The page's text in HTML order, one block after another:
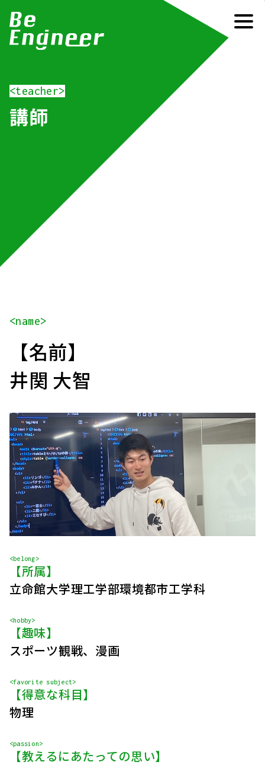
<teacher>
講師
<name>
【名前】
井関 大智
<belong>
【所属】
立命館大学理工学部環境都市工学科
<hobby>
【趣味】
スポーツ観戦、漫画
<favorite subject>
【得意な科目】
物理
<passion>
【教えるにあたっての思い】